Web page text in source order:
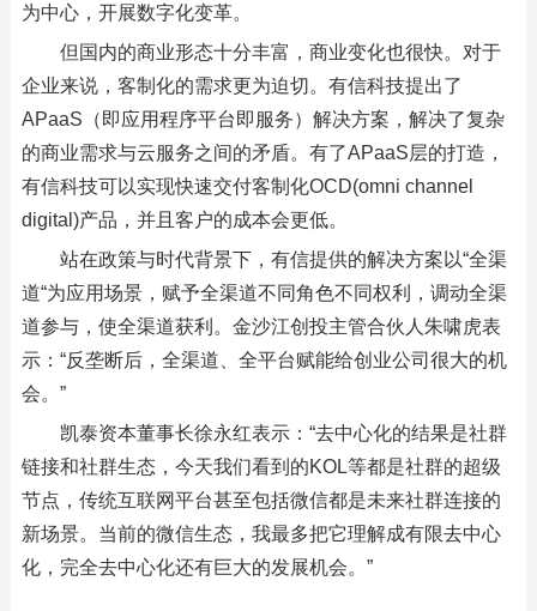
为中心，开展数字化变革。
但国内的商业形态十分丰富，商业变化也很快。对于
企业来说，客制化的需求更为迫切。有信科技提出了
APaaS（即应用程序平台即服务）解决方案，解决了复杂
的商业需求与云服务之间的矛盾。有了APaaS层的打造，
有信科技可以实现快速交付客制化OCD(omni channel
digital)产品，并且客户的成本会更低。
站在政策与时代背景下，有信提供的解决方案以“全渠
道“为应用场景，赋予全渠道不同角色不同权利，调动全渠
道参与，使全渠道获利。金沙江创投主管合伙人朱啸虎表
示：“反垄断后，全渠道、全平台赋能给创业公司很大的机
会。”
凯泰资本董事长徐永红表示：“去中心化的结果是社群
链接和社群生态，今天我们看到的KOL等都是社群的超级
节点，传统互联网平台甚至包括微信都是未来社群连接的
新场景。当前的微信生态，我最多把它理解成有限去中心
化，完全去中心化还有巨大的发展机会。”